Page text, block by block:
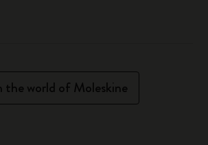
the world of Moleskine